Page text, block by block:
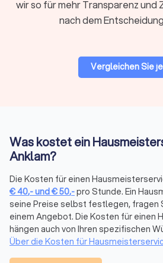
Quadratmeter monatlich. Die
hängen von Größe des Objekts,
Typische Kostenfaktoren:
Betreuungsintensität:Tägliche
wöchentliche Einsätze.
technische Arbeiten werden
Standort:In Anklam können die
Marktumfeld variieren.
Detaillierte Informationen zu
Quadratmeter finden Sie in unserem
wir so für mehr Transparenz und
nach dem
Vergleichen Sie
Was kostet ein
Anklam?
Die Kosten für einen
€40,-und€50,-pro Stunde. Ein
seine Preise selbst festlegen, fragen
einem Angebot. Die Kosten für einen
hängen auch von Ihren spezifischen
Über die Kosten für